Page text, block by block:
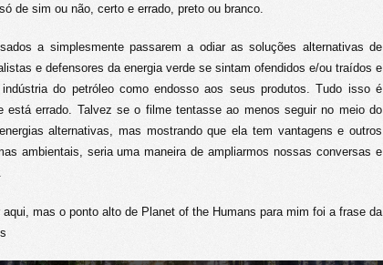
de sim ou não, certo e errado, preto ou branco.
a simplesmente passarem a odiar as soluções alternativas de
e defensores da energia verde se sintam ofendidos e/ou traídos e
do petróleo como endosso aos seus produtos. Tudo isso é
está errado. Talvez se o filme tentasse ao menos seguir no meio do
alternativas, mas mostrando que ela tem vantagens e outros
ambientais, seria uma maneira de ampliarmos nossas conversas e
mas o ponto alto de Planet of the Humans para mim foi a frase da